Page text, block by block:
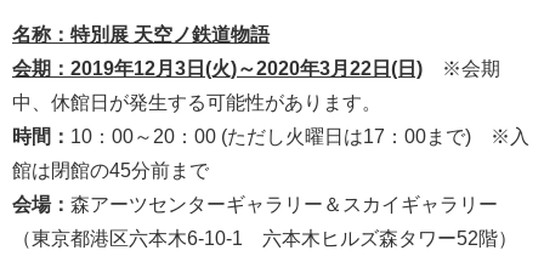
名称：特別展 天空ノ鉄道物語
会期：2019年12月3日(火)～2020年3月22日(日)
※会期
中、休館日が発生する可能性があります。
時間： 10：00～20：00 (ただし火曜日は17：00まで) ※入
館は閉館の45分前まで
会場： 森アーツセンターギャラリー＆スカイギャラリー
（東京都港区六本木6-10-1 六本木ヒルズ森タワー52階）